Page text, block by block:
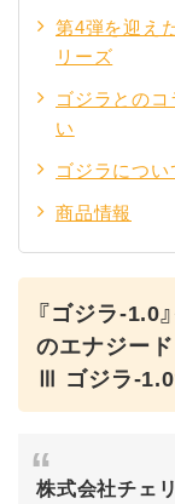
第4弾を迎え
リーズ
ゴジラとの
い
ゴジラにつ
商品情報
『ゴジラ-1.0
のエナジー
Ⅲ ゴジラ-
株式会社チェ